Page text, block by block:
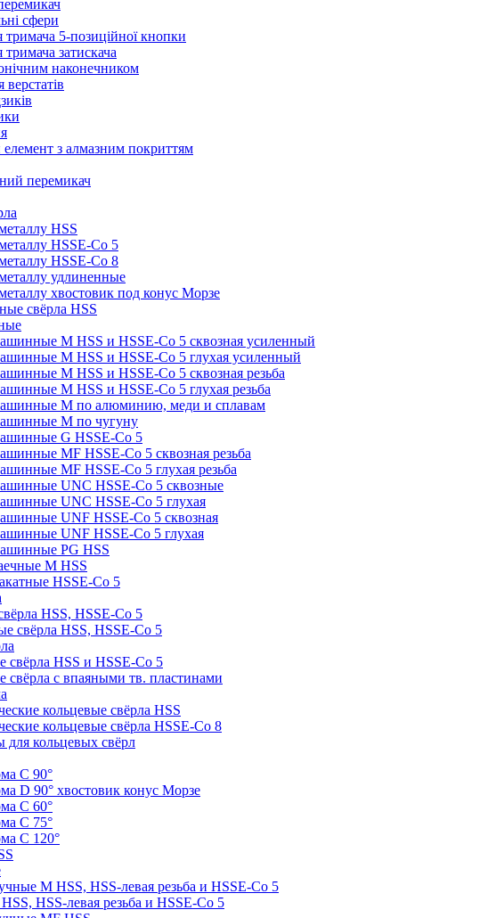
сфери
5-позиційної кнопки
затискача
наконечником
з алмазним покриттям
перемикач
HSS
HSSE-Co 5
HSSE-Co 8
удлиненные
хвостовик под конус Морзе
свёрла HSS
M HSS и HSSE-Co 5 сквозная усиленный
M HSS и HSSE-Co 5 глухая усиленный
M HSS и HSSE-Co 5 сквозная резьба
M HSS и HSSE-Co 5 глухая резьба
M по алюминию, меди и сплавам
M по чугуну
G HSSE-Co 5
MF HSSE-Co 5 сквозная резьба
MF HSSE-Co 5 глухая резьба
UNC HSSE-Co 5 сквозные
UNC HSSE-Co 5 глухая
UNF HSSE-Co 5 сквозная
UNF HSSE-Co 5 глухая
PG HSS
M HSS
HSSE-Co 5
HSS, HSSE-Co 5
свёрла HSS, HSSE-Co 5
свёрла HSS и HSSE-Co 5
свёрла с впаяными тв. пластинами
кольцевые свёрла HSS
кольцевые свёрла HSSE-Co 8
для кольцевых свёрл
С 90°
D 90° хвостовик конус Морзе
С 60°
С 75°
С 120°
M HSS, HSS-левая резьба и HSSE-Co 5
HSS-левая резьба и HSSE-Co 5